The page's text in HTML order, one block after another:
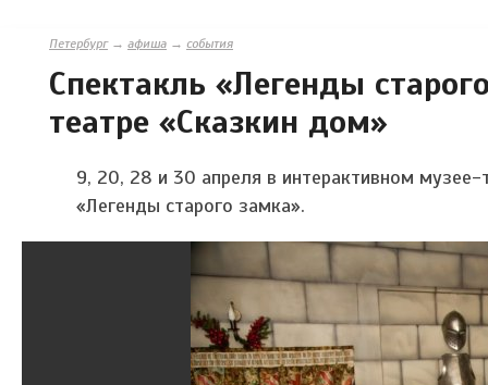
Петербург→ афиша → события
Спектакль «Легенды
театре «Сказкин дом»
9, 20, 28 и 30 апреля в интерактивном
«Легенды старого замка».